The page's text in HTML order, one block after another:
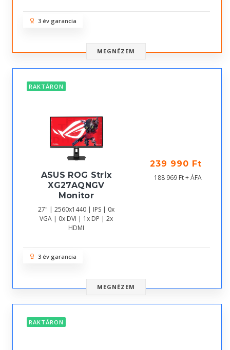
3 év garancia
MEGNÉZEM
RAKTÁRON
ASUS ROG Strix
XG27AQNGV
Monitor
27" | 2560x1440 | IPS | 0x
VGA | 0x DVI | 1x DP | 2x
HDMI
239 990 Ft
188 969 Ft + ÁFA
3 év garancia
MEGNÉZEM
RAKTÁRON